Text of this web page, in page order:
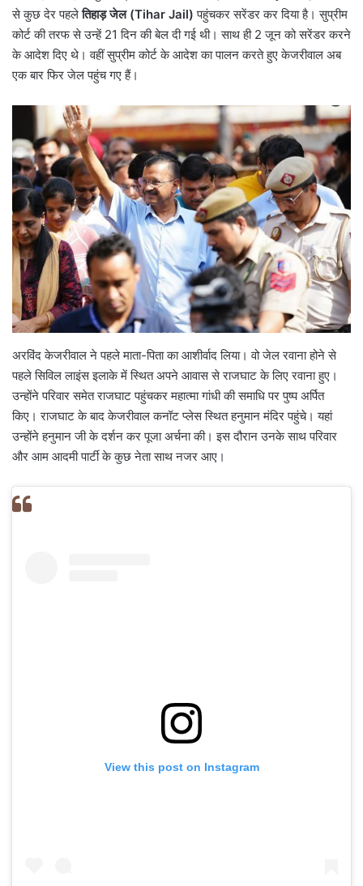
से कुछ देर पहलेतिहाड़ जेल (Tihar Jail)पहुंचकर सरेंडर कर दिया है। सुप्रीम
कोर्ट की तरफ से उन्हें 21 दिन की बेल दी गई थी। साथ ही 2 जून को सरेंडर करने
के आदेश दिए थे। वहीं सुप्रीम कोर्ट के आदेश का पालन करते हुए केजरीवाल अब
एक बार फिर जेल पहुंच गए हैं।
अरविंद केजरीवाल ने पहले माता-पिता का आशीर्वाद लिया। वो जेल रवाना होने से
पहले सिविल लाइंस इलाके में स्थित अपने आवास से राजघाट के लिए रवाना हुए।
उन्होंने परिवार समेत राजघाट पहुंचकर महात्मा गांधी की समाधि पर पुष्प अर्पित
किए। राजघाट के बाद केजरीवाल कनॉट प्लेस स्थित हनुमान मंदिर पहुंचे। यहां
उन्होंने हनुमान जी के दर्शन कर पूजा अर्चना की। इस दौरान उनके साथ परिवार
और आम आदमी पार्टी के कुछ नेता साथ नजर आए।
View this post on Instagram